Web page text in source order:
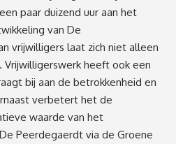
paar duizend uur aan het
van De
vrijwilligers laat zich niet alleen
Vrijwilligerswerk heeft ook een
bij aan de betrokkenheid en
verbetert het de
waarde van het
Peerdegaerdt via de Groene